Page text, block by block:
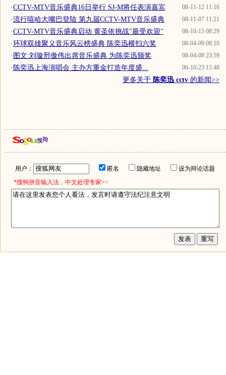
08-11-12 11:16
·CCTV-MTV音乐盛典16日举行 SJ-M将任表演嘉宾
08-11-07 11:21
·流行嘻哈大嘴巴登陆 第九届CCTV-MTV音乐盛典
08-10-15 08:29
·CCTV-MTV音乐盛典启动 黄圣依挑战"最受欢迎"
08-04-09 08:10
·环球双雄聚义音乐风云榜盛典 陈奕迅横扫六奖
08-04-08 23:59
·图文:刘璇邢傲伟出席音乐盛典 为陈奕迅颁奖
06-10-23 15:48
· 陈奕迅上海演唱会 主办方重金打造年度盛...
更多关于 陈奕迅 cctv 的新闻>>
用户： 匿名 隐藏地址
设为辩论话题
*搜狗拼音输入法，中文处理专家>>